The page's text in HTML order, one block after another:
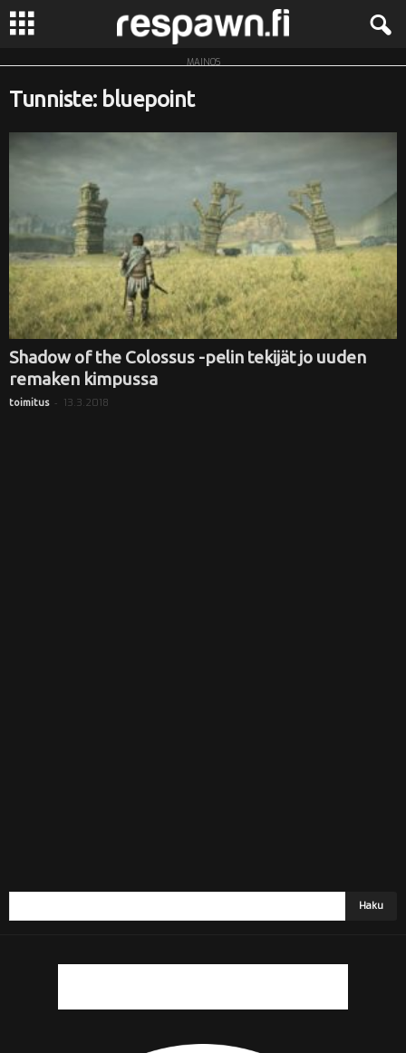
R
MAINOS
Tunniste: bluepoint
Shadow of the Colossus -pelin tekijät jo uuden
remaken kimpussa
toimitus - 13.3.2018